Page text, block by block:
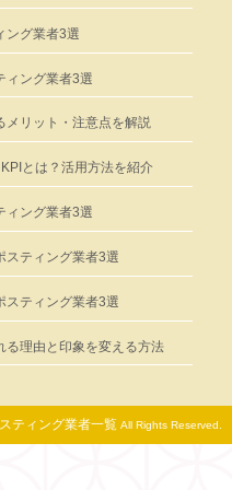
ング業者3選
ィング業者3選
メリット・注意点を解説
とは？活用方法を紹介
ィング業者3選
スティング業者3選
スティング業者3選
る理由と印象を変える方法
ティング業者一覧 All Rights Reserved.